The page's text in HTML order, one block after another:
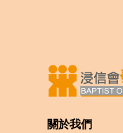
關於我們